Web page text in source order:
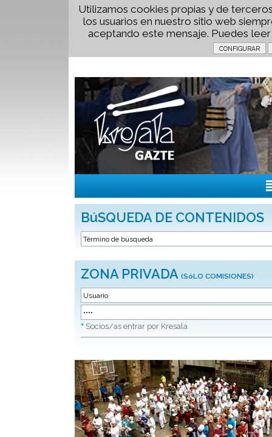
Utilizamos cookies propias y de
los usuarios en nuestro sitio web
aceptando este mensaje. Puedes
BúSQUEDA DE CONTENIDOS
ZONA PRIVADA (SóLO COMISIONES)
* Socios/as entrar por Kresala